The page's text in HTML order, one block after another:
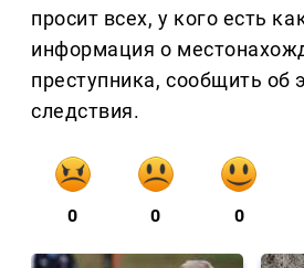
просит всех, у кого есть
информация о
преступника, сообщить об
следствия.
0 0 0